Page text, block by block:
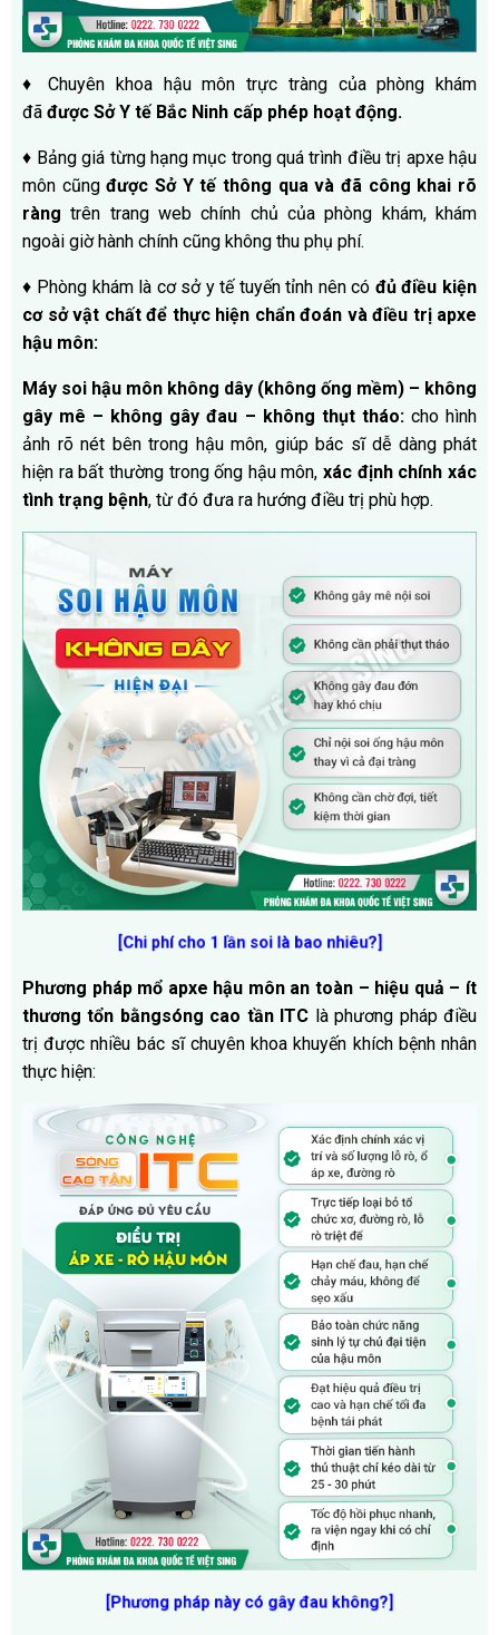
♦ Chuyên khoa hậu môn trực tràng của phòng khám
đã được Sở Y tế Bắc Ninh cấp phép hoạt động.
♦ Bảng giá từng hạng mục trong quá trình điều trị apxe hậu
môn cũngđược Sở Y tế thông qua và đã công khai rõ
ràng trên trang web chính chủ của phòng khám, khám
ngoài giờ hành chính cũng không thu phụ phí.
♦ Phòng khám là cơ sở y tế tuyến tỉnh nên có đủ điều kiện
cơ sở vật chất để thực hiện chẩn đoán và điều trị apxe
hậu môn:
Máy soi hậu môn không dây (không ống mềm) – không
gây mê – không gây đau – không thụt tháo: cho hình
ảnh rõ nét bên trong hậu môn, giúp bác sĩ dễ dàng phát
hiện ra bất thường trong ống hậu môn,xác định chính xác
tình trạng bệnh, từ đó đưa ra hướng điều trị phù hợp.
[Chi phí cho 1 lần soi là bao nhiêu?]
Phương pháp mổ apxe hậu môn an toàn – hiệu quả – ít
thương tổn bằngsóng cao tần ITC là phương pháp điều
trị được nhiều bác sĩ chuyên khoa khuyến khích bệnh nhân
thực hiện:
[Phương pháp này có gây đau không?]